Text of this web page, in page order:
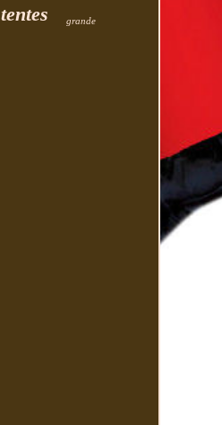
tentes grande